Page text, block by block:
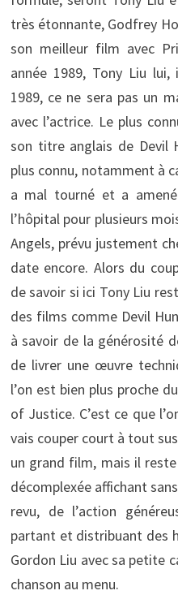
très étonnante, Godfrey
son meilleur film avec
année 1989, Tony Liu lui,
1989, ce ne sera pas un
avec l’actrice. Le plus
son titre anglais de Devil
plus connu, notamment à
a mal tourné et a
l’hôpital pour plusieurs
Angels, prévu justement
date encore. Alors du
de savoir si ici Tony Liu
des films comme Devil
à savoir de la générosité
de livrer une œuvre
l’on est bien plus proche
of Justice. C’est ce que
vais couper court à tout
un grand film, mais il
décomplexée affichant
revu, de l’action
partant et distribuant des
Gordon Liu avec sa petite
chanson au menu.